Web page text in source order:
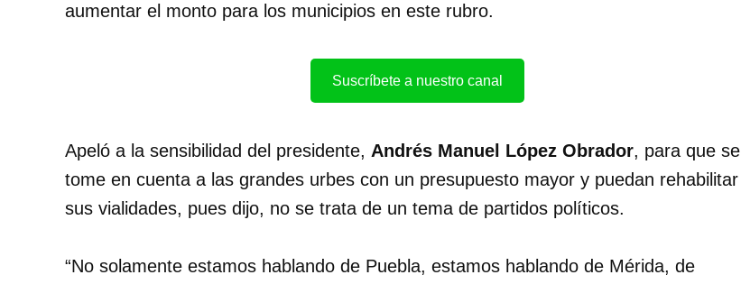
aumentar el monto para los municipios en este rubro.
Suscríbete a nuestro canal
Apeló a la sensibilidad del presidente, Andrés Manuel López Obrador, para que se
tome en cuenta a las grandes urbes con un presupuesto mayor y puedan rehabilitar
sus vialidades, pues dijo, no se trata de un tema de partidos políticos.
“No solamente estamos hablando de Puebla, estamos hablando de Mérida, de